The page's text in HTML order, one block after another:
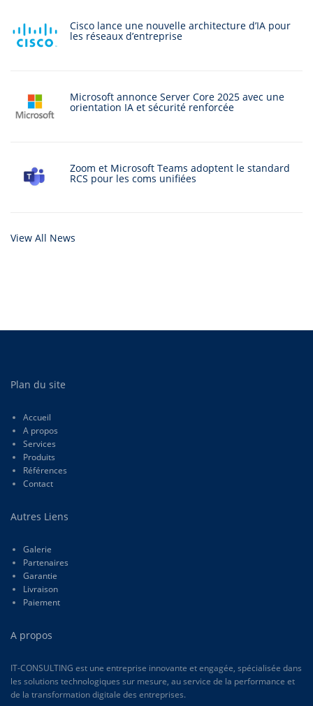
Cisco lance une nouvelle architecture d’IA pour
les réseaux d’entreprise
Microsoft annonce Server Core 2025 avec une
orientation IA et sécurité renforcée
Zoom et Microsoft Teams adoptent le standard
RCS pour les coms unifiées
View All News
Plan du site
Accueil
A propos
Services
Produits
Références
Contact
Autres Liens
Galerie
Partenaires
Garantie
Livraison
Paiement
A propos
IT-CONSULTING est une entreprise innovante et engagée, spécialisée dans
les solutions technologiques sur mesure, au service de la performance et
de la transformation digitale des entreprises.